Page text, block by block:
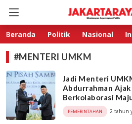
Jakarta Raya
Membangun
Beranda Politik Nasional
#MENTERI UMKM
Jadi Menteri
Abdurrahman
Berkolaborasi
PEMERINTAHAN 2 tahun